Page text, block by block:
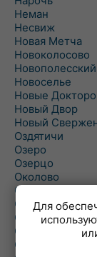
Неман
Несвиж
Новая Метча
Новоколосово
Новополесский
Новоселье
Новые
Новый Двор
Новый
Оздятичи
Озеро
Озерцо
Околово
Октябрь
Октябрьский
Олехновичи
Омговичи
Оношки
Для